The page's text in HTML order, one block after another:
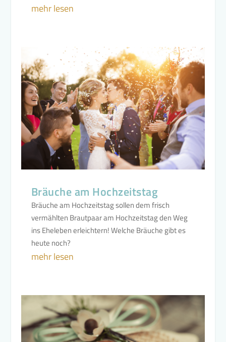
mehr lesen
Bräuche am Hochzeitstag
Bräuche am Hochzeitstag sollen dem frisch
vermählten Brautpaar am Hochzeitstag den Weg
ins Eheleben erleichtern! Welche Bräuche gibt es
heute noch?
mehr lesen